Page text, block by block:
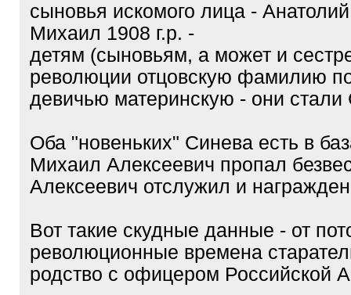
сыновья искомого лица -
Михаил 1908 г.р. -
детям (сыновьям, а может и
революции отцовскую фамилию
девичью материнскую - они
Оба "новеньких" Синева есть в
Михаил Алексеевич пропал
Алексеевич отслужил и
Вот такие скудные данные - от
революционные времена
родство с офицером Российской